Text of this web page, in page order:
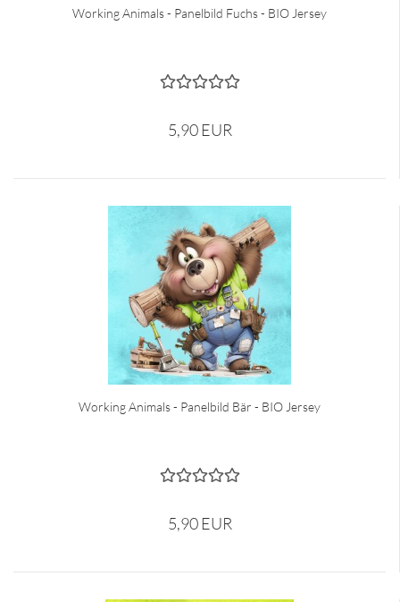
Working Animals - Panelbild Fuchs - BIO Jersey
5,90 EUR
Working Animals - Panelbild Bär - BIO Jersey
5,90 EUR